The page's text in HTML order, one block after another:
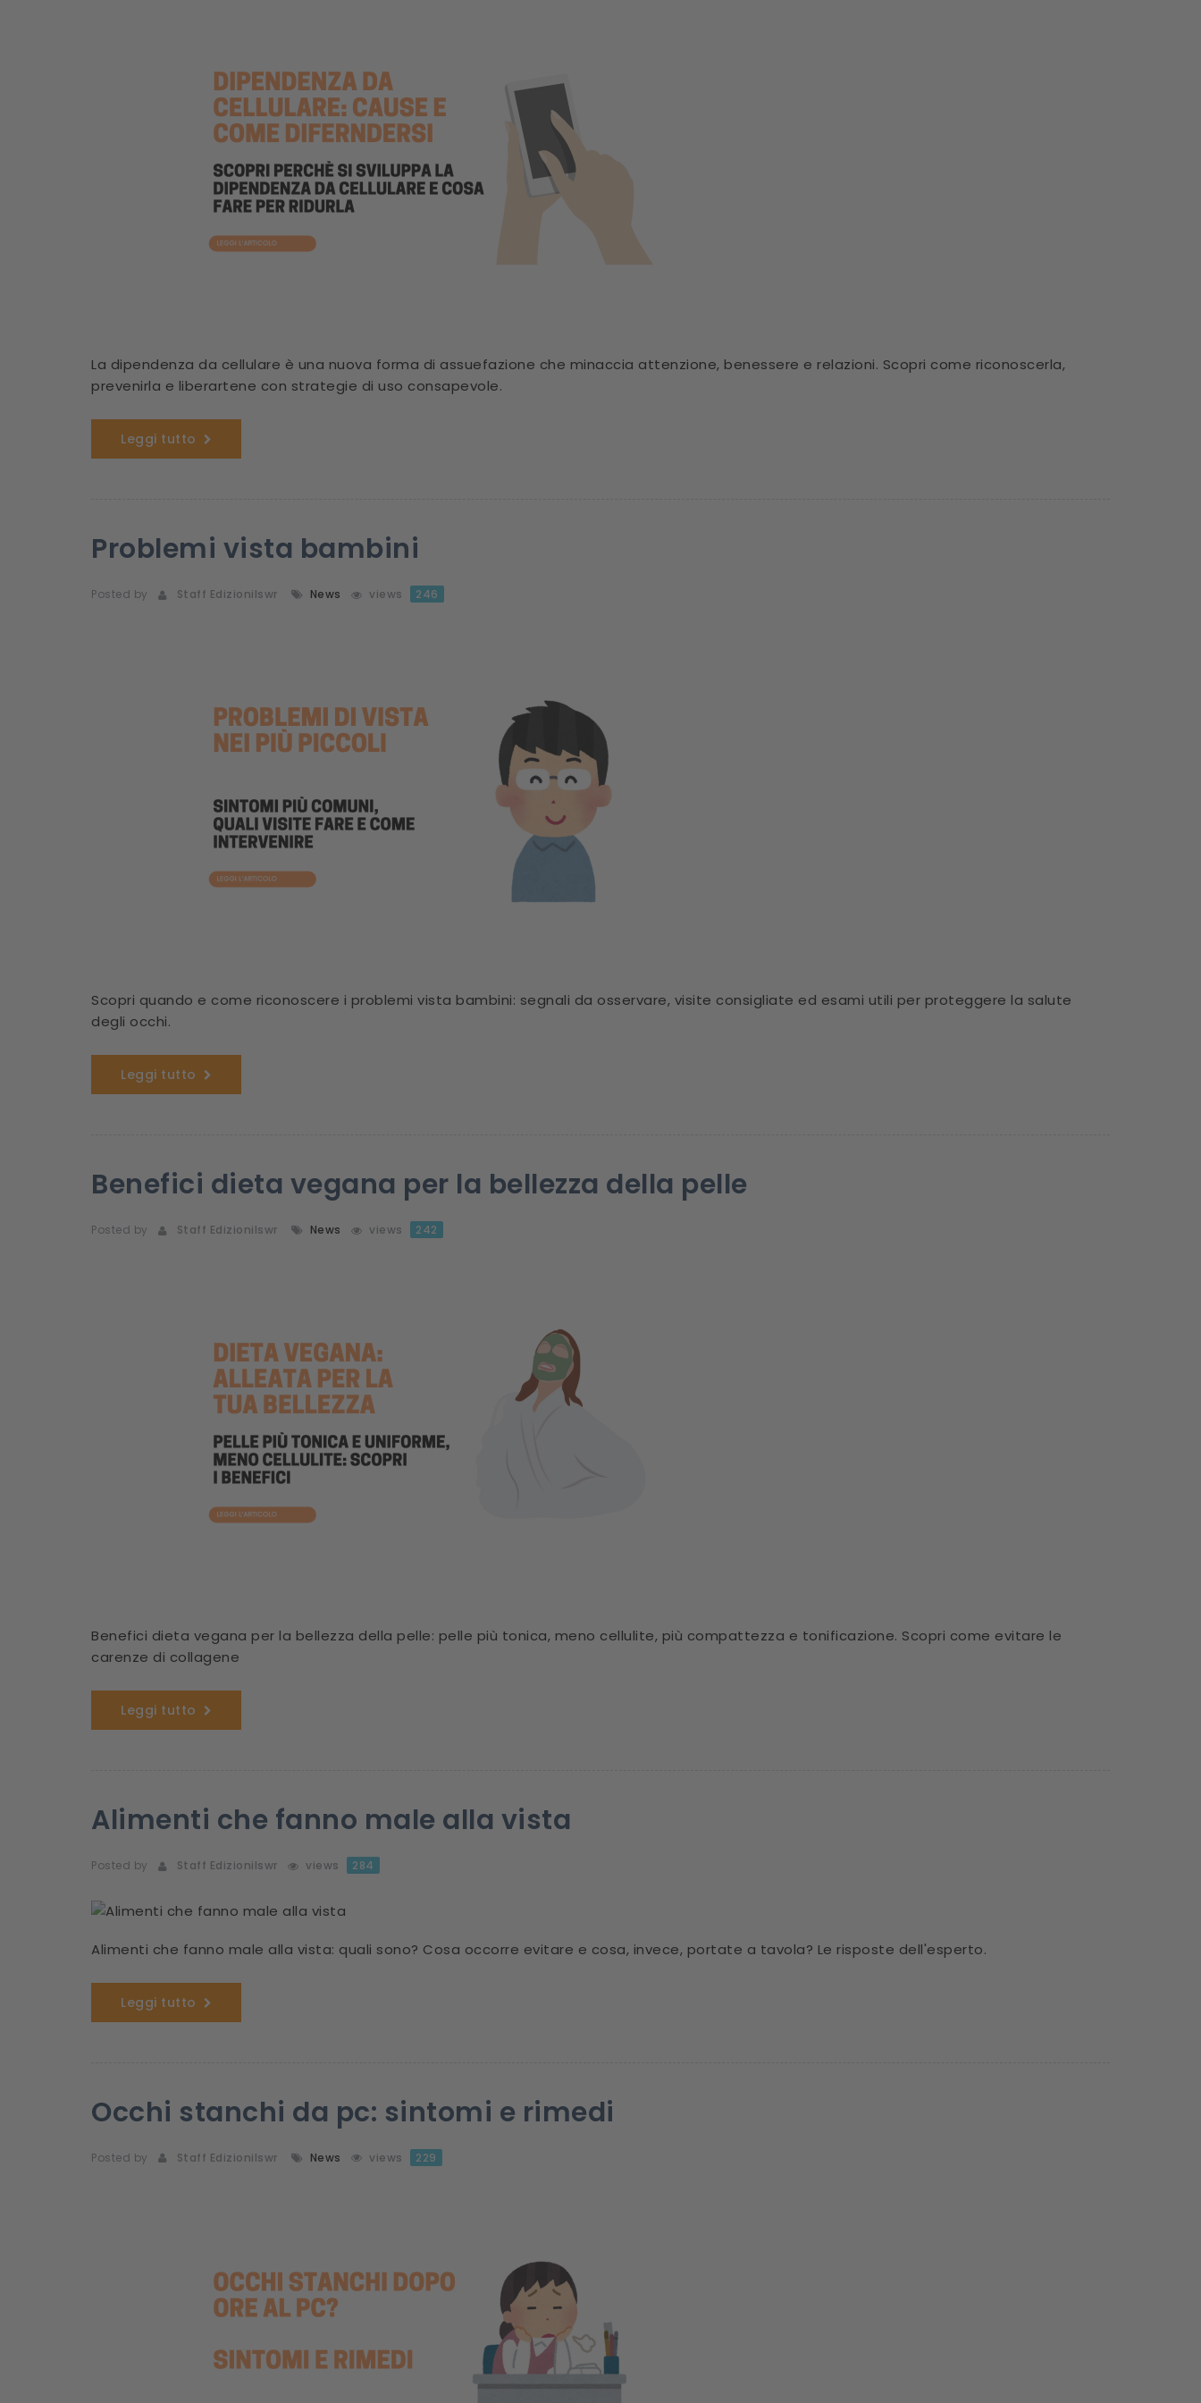
La dipendenza da cellulare è una nuova forma di assuefazione che minaccia attenzione, benessere e relazioni. Scopri come riconoscerla,
prevenirla e liberartene con strategie di uso consapevole.
Leggi tutto
Problemi vista bambini
Posted by Staff Edizionilswr News views 246
Scopri quando e come riconoscere i problemi vista bambini: segnali da osservare, visite consigliate ed esami utili per proteggere la salute
degli occhi.
Leggi tutto
Benefici dieta vegana per la bellezza della pelle
Posted by Staff Edizionilswr News views 242
Benefici dieta vegana per la bellezza della pelle: pelle più tonica, meno cellulite, più compattezza e tonificazione. Scopri come evitare le
carenze di collagene
Leggi tutto
Alimenti che fanno male alla vista
Posted by Staff Edizionilswr views 284
Alimenti che fanno male alla vista: quali sono? Cosa occorre evitare e cosa, invece, portate a tavola? Le risposte dell'esperto.
Leggi tutto
Occhi stanchi da pc: sintomi e rimedi
Posted by Staff Edizionilswr News views 229